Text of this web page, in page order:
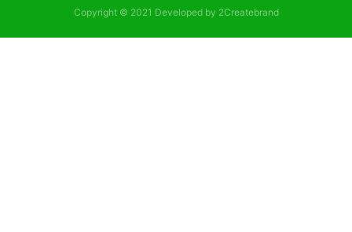
Copyright © 2021 Developed by 2Createbrand